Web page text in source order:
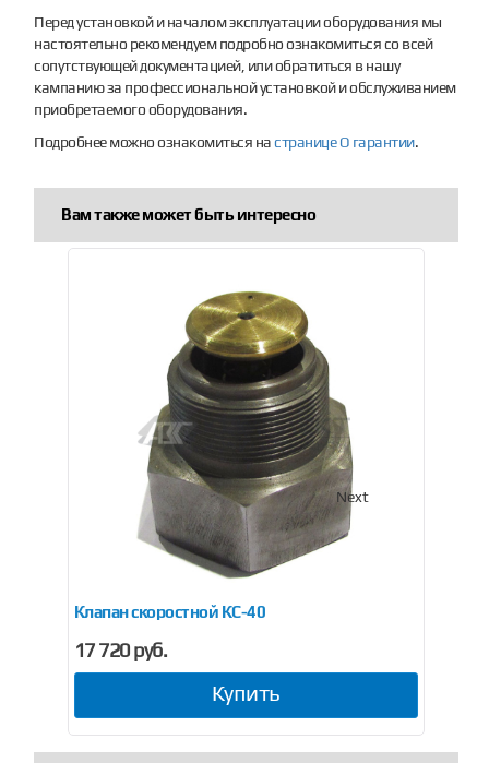
Перед установкой и началом эксплуатации оборудования мы
настоятельно рекомендуем подробно ознакомиться со всей
сопутствующей документацией, или обратиться в нашу
кампанию за профессиональной установкой и обслуживанием
приобретаемого оборудования.
Подробнее можно ознакомиться настранице О гарантии.
Вам также может быть интересно
PN40 (нержавейка)
Клапан скоростной КС-40
17 720 руб.
Купить
Next